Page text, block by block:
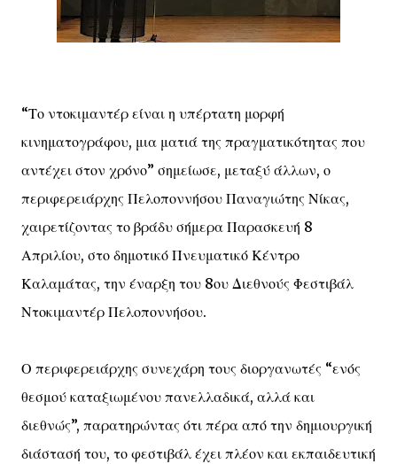
“Το ντοκιμαντέρ είναι η υπέρτατη μορφή
κινηματογράφου, μια ματιά της πραγματικότητας που
αντέχει στον χρόνο” σημείωσε, μεταξύ άλλων, ο
περιφερειάρχης Πελοποννήσου Παναγιώτης Νίκας,
χαιρετίζοντας το βράδυ σήμερα Παρασκευή 8
Απριλίου, στο δημοτικό Πνευματικό Κέντρο
Καλαμάτας, την έναρξη του 8ου Διεθνούς Φεστιβάλ
Ντοκιμαντέρ Πελοποννήσου.
Ο περιφερειάρχης συνεχάρη τους διοργανωτές “ενός
θεσμού καταξιωμένου πανελλαδικά, αλλά και
διεθνώς”, παρατηρώντας ότι πέρα από την δημιουργική
διάστασή του, το φεστιβάλ έχει πλέον και εκπαιδευτική